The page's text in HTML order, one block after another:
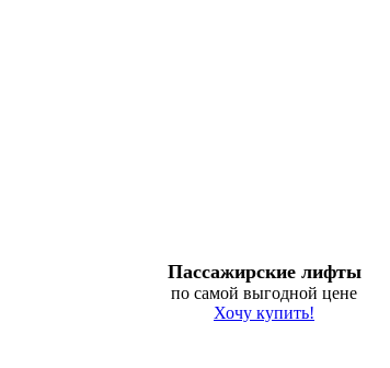
Пассажирские лифты
по самой выгодной цене
Хочу купить!